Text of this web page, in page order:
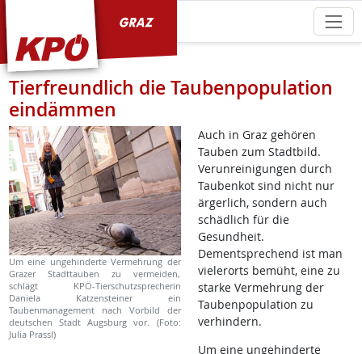
Tierfreundlich die Taubenpopulation
eindämmen
Um eine ungehinderte Vermehrung der
Grazer Stadttauben zu vermeiden,
schlägt KPÖ-Tierschutzsprecherin
Daniela Katzensteiner ein
Taubenmanagement nach Vorbild der
deutschen Stadt Augsburg vor. (Foto:
Julia Prassl)
Auch in Graz gehören
Tauben zum Stadtbild.
Verunreinigungen durch
Taubenkot sind nicht nur
ärgerlich, sondern auch
schädlich für die
Gesundheit.
Dementsprechend ist man
vielerorts bemüht, eine zu
starke Vermehrung der
Taubenpopulation zu
verhindern.
Um eine ungehinderte